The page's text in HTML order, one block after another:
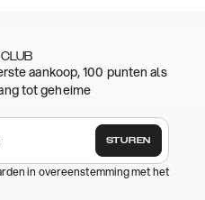
aankoop, 100 punten als
tot geheime
STUREN
in overeenstemming met het